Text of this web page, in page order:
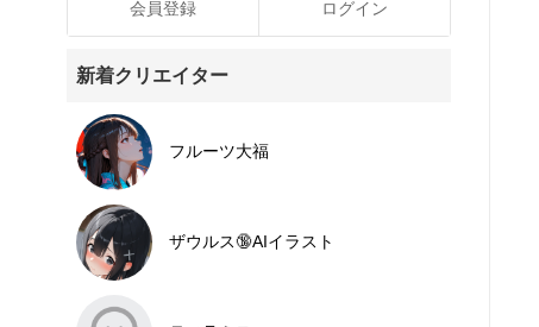
会員登録 ログイン
新着クリエイター
フルーツ大福
ザウルス🔞AIイラスト